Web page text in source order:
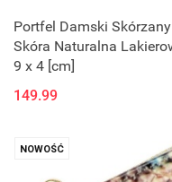
Portfel Damski
Skóra Naturalna
9 x 4 [cm]
149.99
NOWOŚĆ